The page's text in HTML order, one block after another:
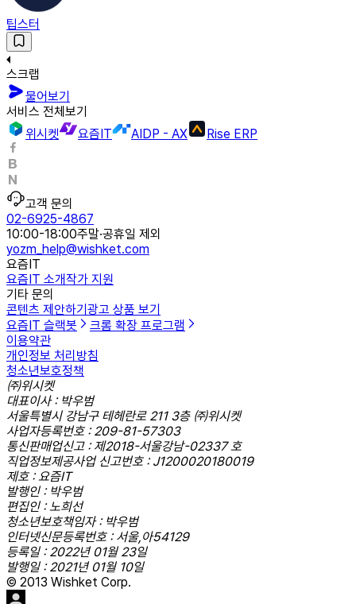
팁스터
스크랩
물어보기
서비스 전체보기
위시켓
요즘IT AIDP - AX Rise ERP
고객 문의
02-6925-4867
10:00-18:00주말·공휴일 제외
yozm_help@wishket.com
요즘IT
요즘IT 소개작가 지원
기타 문의
콘텐츠 제안하기 광고 상품 보기
요즘IT 슬랙봇
크롬 확장 프로그램
이용약관
개인정보 처리방침
청소년보호정책
㈜위시켓
대표이사 : 박우범
서울특별시 강남구 테헤란로 211 3층 ㈜위시켓
사업자등록번호 : 209-81-57303
통신판매업신고 : 제2018-서울강남-02337 호
직업정보제공사업 신고번호 : J1200020180019
제호 : 요즘IT
발행인 : 박우범
편집인 : 노희선
청소년보호책임자 : 박우범
인터넷신문등록번호 : 서울,아54129
등록일 : 2022년 01월 23일
발행일 : 2021년 01월 10일
© 2013 Wishket Corp.